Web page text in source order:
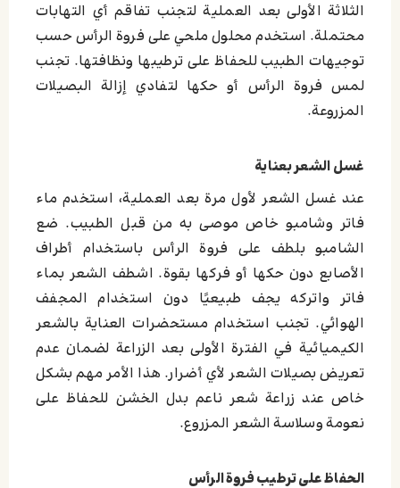
الثلاثة الأولى بعد العملية لتجنب تفاقم أي التهابات
محتملة. استخدم محلول ملحي على فروة الرأس حسب
توجيهات الطبيب للحفاظ على ترطيبها ونظافتها. تجنب
لمس فروة الرأس أو حكها لتفادي إزالة البصيلات
المزروعة.
غسل الشعر بعناية
عند غسل الشعر لأول مرة بعد العملية، استخدم ماء
فاتر وشامبو خاص موصى به من قبل الطبيب. ضع
الشامبو بلطف على فروة الرأس باستخدام أطراف
الأصابع دون حكها أو فركها بقوة. اشطف الشعر بماء
فاتر واتركه يجف طبيعيًا دون استخدام المجفف
الهوائي. تجنب استخدام مستحضرات العناية بالشعر
الكيميائية في الفترة الأولى بعد الزراعة لضمان عدم
تعريض بصيلات الشعر لأي أضرار. هذا الأمر مهم بشكل
خاص عند زراعة شعر ناعم بدل الخشن للحفاظ على
نعومة وسلاسة الشعر المزروع.
الحفاظ على ترطيب فروة الرأس